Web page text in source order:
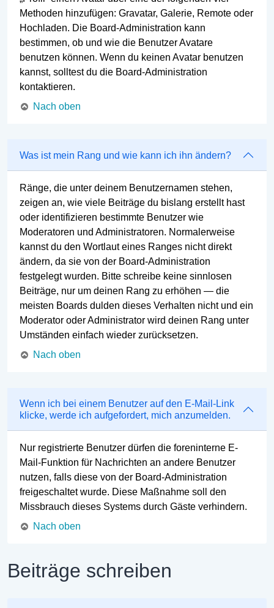
Methoden hinzufügen: Gravatar, Galerie, Remote oder
Hochladen. Die Board-Administration kann
bestimmen, ob und wie die Benutzer Avatare
benutzen können. Wenn du keinen Avatar benutzen
kannst, solltest du die Board-Administration
kontaktieren.
Nach oben
Was ist mein Rang und wie kann ich ihn ändern?
Ränge, die unter deinem Benutzernamen stehen,
zeigen an, wie viele Beiträge du bislang erstellt hast
oder identifizieren bestimmte Benutzer wie
Moderatoren und Administratoren. Normalerweise
kannst du den Wortlaut eines Ranges nicht direkt
ändern, da sie von der Board-Administration
festgelegt wurden. Bitte schreibe keine sinnlosen
Beiträge, nur um deinen Rang zu erhöhen — die
meisten Boards dulden dieses Verhalten nicht und ein
Moderator oder Administrator wird deinen Rang unter
Umständen einfach wieder zurücksetzen.
Nach oben
Wenn ich bei einem Benutzer auf den E-Mail-Link
klicke, werde ich aufgefordert, mich anzumelden.
Nur registrierte Benutzer dürfen die foreninterne E-
Mail-Funktion für Nachrichten an andere Benutzer
nutzen, falls diese von der Board-Administration
freigeschaltet wurde. Diese Maßnahme soll den
Missbrauch dieses Systems durch Gäste verhindern.
Nach oben
Beiträge schreiben